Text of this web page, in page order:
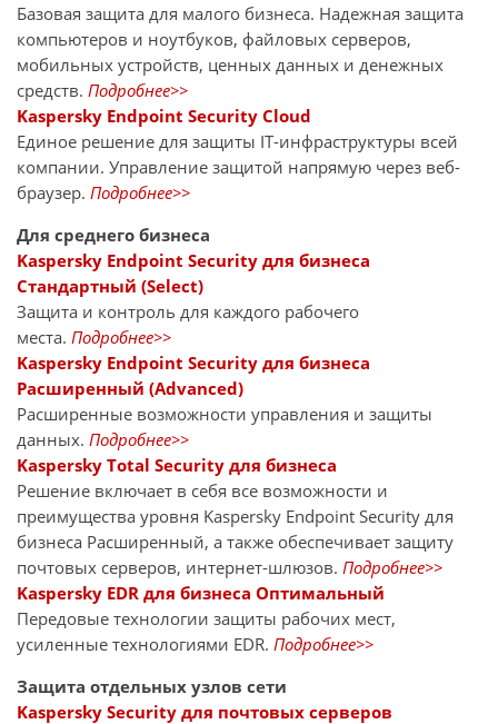
Базовая защита для малого бизнеса. Надежная защита
компьютеров и ноутбуков, файловых серверов,
мобильных устройств, ценных данных и денежных
средств. Подробнее>>
Kaspersky Endpoint Security Cloud
Единое решение для защиты IT-инфраструктуры всей
компании. Управление защитой напрямую через веб-
браузер. Подробнее>>
Для среднего бизнеса
Kaspersky Endpoint Security для бизнеса
Стандартный (Select)
Защита и контроль для каждого рабочего
места. Подробнее>>
Kaspersky Endpoint Security для бизнеса
Расширенный (Advanced)
Расширенные возможности управления и защиты
данных. Подробнее>>
Kaspersky Total Security для бизнеса
Решение включает в себя все возможности и
преимущества уровня Kaspersky Endpoint Security для
бизнеса Расширенный, а также обеспечивает защиту
почтовых серверов, интернет-шлюзов. Подробнее>>
Kaspersky EDR для бизнеса Оптимальный
Передовые технологии защиты рабочих мест,
усиленные технологиями EDR. Подробнее>>
Защита отдельных узлов сети
Kaspersky Security для почтовых серверов